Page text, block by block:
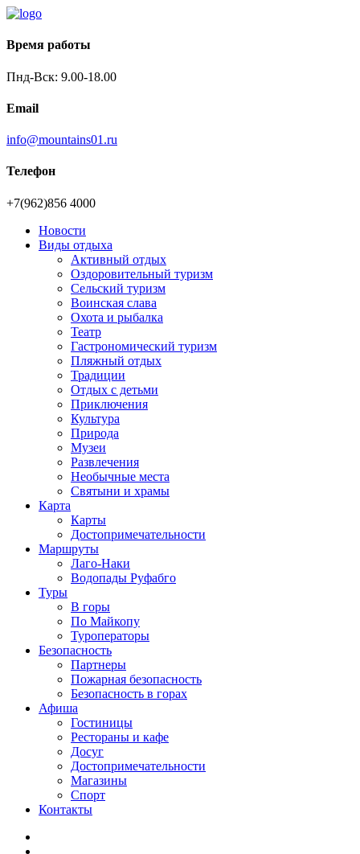
Время работы
Пнд-Вск: 9.00-18.00
Email
info@mountains01.ru
Телефон
+7(962)856 4000
Новости
Виды отдыха
Активный отдых
Оздоровительный туризм
Сельский туризм
Воинская слава
Охота и рыбалка
Театр
Гастрономический туризм
Пляжный отдых
Традиции
Отдых с детьми
Приключения
Культура
Природа
Музеи
Развлечения
Необычные места
Святыни и храмы
Карта
Карты
Достопримечательности
Маршруты
Лаго-Наки
Водопады Руфабго
Туры
В горы
По Майкопу
Туроператоры
Безопасность
Партнеры
Пожарная безопасность
Безопасность в горах
Афиша
Гостиницы
Рестораны и кафе
Досуг
Достопримечательности
Магазины
Спорт
Контакты